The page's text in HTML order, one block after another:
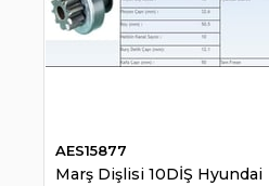
Marş Dişlisi 10DİŞ Hyundai
AES15877